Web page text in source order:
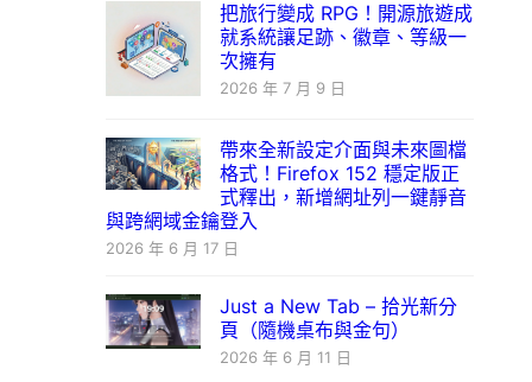
把旅行變成 RPG！開源旅遊成
就系統讓足跡、徽章、等級一
次擁有
2026 年 7 月 9 日
帶來全新設定介面與未來圖檔
格式！Firefox 152 穩定版正
式釋出，新增網址列一鍵靜音
與跨網域金鑰登入
2026 年 6 月 17 日
Just a New Tab – 拾光新分
頁（隨機桌布與金句）
2026 年 6 月 11 日